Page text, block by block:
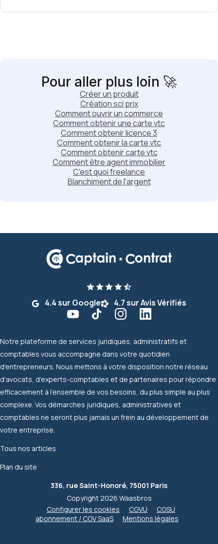
Pour aller plus loin 🚀
Créer un produit
Création sci prix
Comment ouvrir un commerce
Comment obtenir une carte vtc
Comment obtenir licence 3
Comment obtenir la carte vtc
Comment obtenir carte vtc
Comment être agent immobilier
C'est quoi freelance
Blanchiment de l'argent
4.4 sur Google 4.7 sur Avis Vérifiés
Notre plateforme de services juridiques, administratifs et
comptables vous accompagne dans votre quotidien
d'entrepreneurs. Nous mettons à votre disposition notre réseau
d'avocats, d'experts-comptables et de partenaires pour répondre
efficacement à l'ensemble de vos besoins, du plus simple au plus
complexe. Vos démarches juridiques, administratives et
comptables ne seront plus jamais un frein au développement de
votre entreprise.
Tous nos articles
Plan du site
336, rue Saint-Honoré, 75001 Paris
Copyright 2026 Waasbros
Configurer les cookies
CGVU
CGSU
abonnement / CGV SaaS
Mentions légales